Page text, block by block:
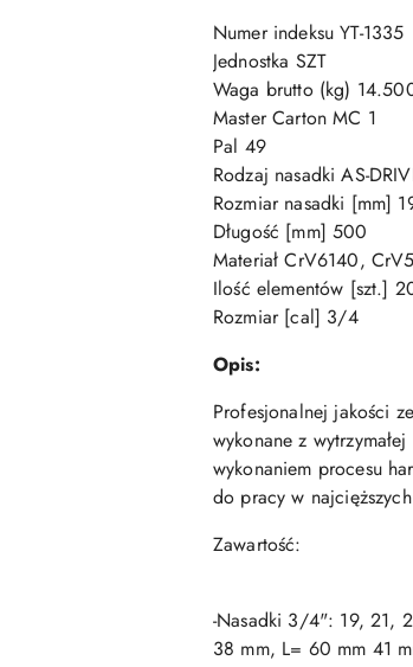
Numer indeksu YT-1335
Jednostka SZT
Waga brutto (kg)
Master Carton MC 1
Pal 49
Rodzaj nasadki AS-
Rozmiar nasadki [mm]
Długość [mm] 500
Materiał CrV6140,
Ilość elementów [szt.]
Rozmiar [cal] 3/4
Opis:
Profesjonalnej jakości
wykonane z
wykonaniem procesu
do pracy w
Zawartość:
-Nasadki 3/4": 19, 21,
38 mm, L= 60 mm 41